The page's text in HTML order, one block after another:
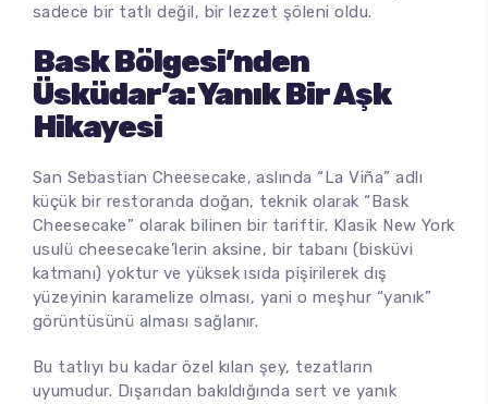
Burger
Tavalar
Makarna
Salata
sadece bir tatlı değil, bir lezzet şöleni oldu.
Bask Bölgesi’nden
Üsküdar’a: Yanık Bir Aşk
Hikayesi
San Sebastian Cheesecake, aslında “La Viña” adlı
küçük bir restoranda doğan, teknik olarak “Bask
Cheesecake” olarak bilinen bir tariftir. Klasik New York
usulü cheesecake’lerin aksine, bir tabanı (bisküvi
katmanı) yoktur ve yüksek ısıda pişirilerek dış
yüzeyinin karamelize olması, yani o meşhur “yanık”
görüntüsünü alması sağlanır.
Bu tatlıyı bu kadar özel kılan şey, tezatların
uyumudur. Dışarıdan bakıldığında sert ve yanık